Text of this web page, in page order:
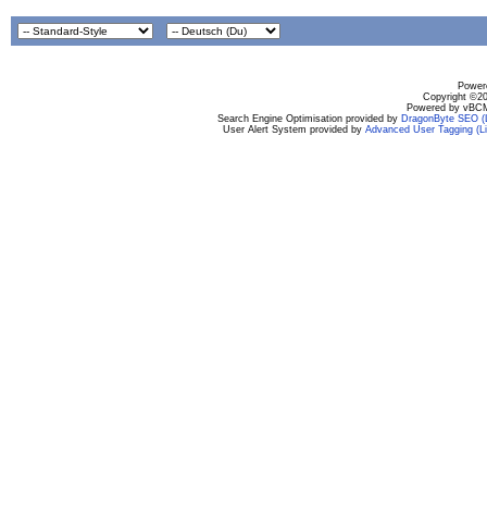
Copyright
Powered by
Search Engine Optimisation provided by DragonByte SEO
User Alert System provided by Advanced User Tagging